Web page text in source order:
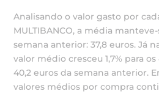
Analisando o valor gasto por
MULTIBANCO, a média
semana anterior: 37,8 euros. Já
valor médio cresceu 1,7% para
40,2 euros da semana anterior.
valores médios por compra